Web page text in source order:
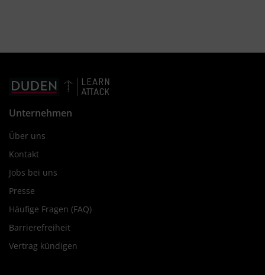
Unternehmen
Über uns
Kontakt
Jobs bei uns
Presse
Häufige Fragen (FAQ)
Barrierefreiheit
Vertrag kündigen